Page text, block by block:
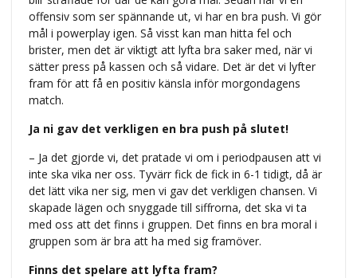
offensiv som ser spännande ut, vi har en bra push. Vi gör
mål i powerplay igen. Så visst kan man hitta fel och
brister, men det är viktigt att lyfta bra saker med, när vi
sätter press på kassen och så vidare. Det är det vi lyfter
fram för att få en positiv känsla inför morgondagens
match.
Ja ni gav det verkligen en bra push på slutet!
– Ja det gjorde vi, det pratade vi om i periodpausen att vi
inte ska vika ner oss. Tyvärr fick de fick in 6-1 tidigt, då är
det lätt vika ner sig, men vi gav det verkligen chansen. Vi
skapade lägen och snyggade till siffrorna, det ska vi ta
med oss att det finns i gruppen. Det finns en bra moral i
gruppen som är bra att ha med sig framöver.
Finns det spelare att lyfta fram?